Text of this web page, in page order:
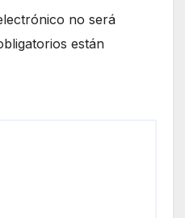
no será
están